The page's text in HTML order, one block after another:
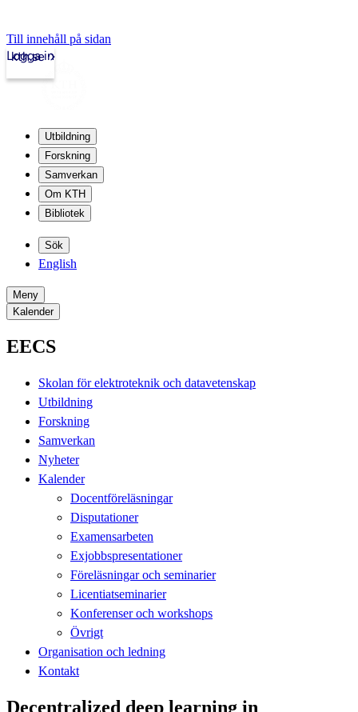
Till innehåll på sidan
kth.se
Logga in
Utbildning
Forskning
Samverkan
Om KTH
Bibliotek
Sök
English
Meny
Kalender
EECS
Skolan för elektroteknik och datavetenskap
Utbildning
Forskning
Samverkan
Nyheter
Kalender
Docentföreläsningar
Disputationer
Examensarbeten
Exjobbspresentationer
Föreläsningar och seminarier
Licentiatseminarier
Konferenser och workshops
Övrigt
Organisation och ledning
Kontakt
Decentralized deep learning in